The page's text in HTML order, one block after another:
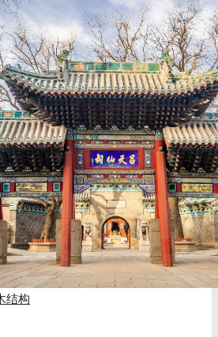
结构